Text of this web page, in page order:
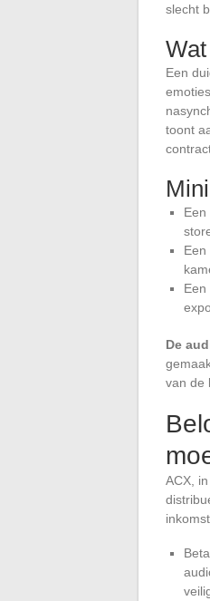
slecht
Een
toont
De
van de
ACX,